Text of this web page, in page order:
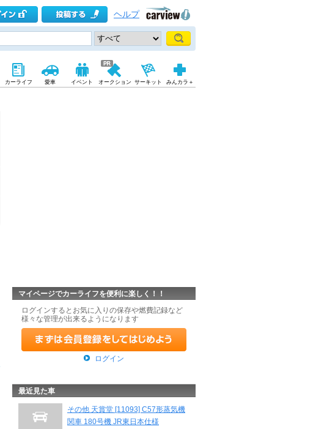
ヘルプ
カーライフ 愛車 イベント オークション サーキット みんカラ＋
マイページでカーライフを便利に楽しく！！
ログインするとお気に入りの保存や燃費記録など
様々な管理が出来るようになります
ログイン
最近見た車
その他 天賞堂 [11093] C57形蒸気機
関車 180号機 JR東日本仕様